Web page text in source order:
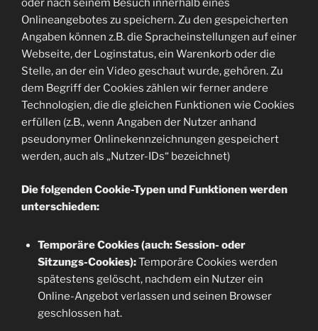
oder nach seinem Besuch innerhalb eines
Onlineangebotes zu speichern. Zu den gespeicherten
Angaben können z.B. die Spracheinstellungen auf einer
Webseite, der Loginstatus, ein Warenkorb oder die
Stelle, an der ein Video geschaut wurde, gehören. Zu
dem Begriff der Cookies zählen wir ferner andere
Technologien, die die gleichen Funktionen wie Cookies
erfüllen (z.B., wenn Angaben der Nutzer anhand
pseudonymer Onlinekennzeichnungen gespeichert
werden, auch als „Nutzer-IDs“ bezeichnet)
Die folgenden Cookie-Typen und Funktionen werden
unterschieden:
Temporäre Cookies (auch: Session- oder
Sitzungs-Cookies):Temporäre Cookies werden
spätestens gelöscht, nachdem ein Nutzer ein
Online-Angebot verlassen und seinen Browser
geschlossen hat.